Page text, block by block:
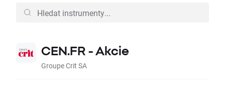
CEN.FR - Akcie
Groupe Crit SA